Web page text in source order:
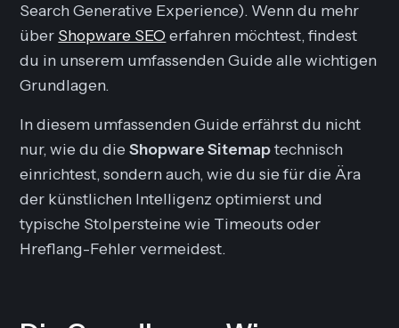
Search Generative Experience). Wenn du mehr
über Shopware SEO erfahren möchtest, findest
du in unserem umfassenden Guide alle wichtigen
Grundlagen.
In diesem umfassenden Guide erfährst du nicht
nur, wie du dieShopware Sitemaptechnisch
einrichtest, sondern auch, wie du sie für die Ära
der künstlichen Intelligenz optimierst und
typische Stolpersteine wie Timeouts oder
Hreflang-Fehler vermeidest.